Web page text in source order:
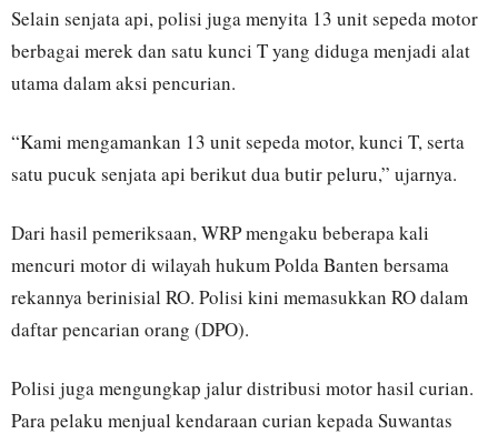
Selain senjata api, polisi juga menyita 13 unit sepeda motor
berbagai merek dan satu kunci T yang diduga menjadi alat
utama dalam aksi pencurian.
“Kami mengamankan 13 unit sepeda motor, kunci T, serta
satu pucuk senjata api berikut dua butir peluru,” ujarnya.
Dari hasil pemeriksaan, WRP mengaku beberapa kali
mencuri motor di wilayah hukum Polda Banten bersama
rekannya berinisial RO. Polisi kini memasukkan RO dalam
daftar pencarian orang (DPO).
Polisi juga mengungkap jalur distribusi motor hasil curian.
Para pelaku menjual kendaraan curian kepada Suwantas